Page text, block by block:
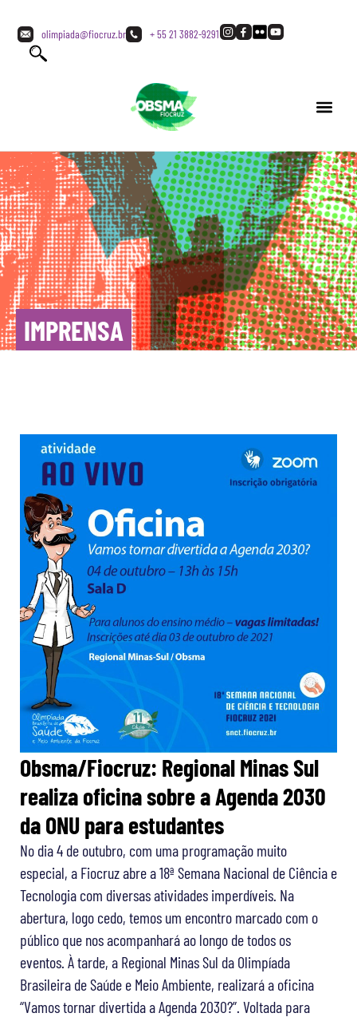
olimpiada@fiocruz.br + 55 21 3882-9291
IMPRENSA
Obsma/Fiocruz: Regional Minas Sul
realiza oficina sobre a Agenda 2030
da ONU para estudantes
No dia 4 de outubro, com uma programação muito
especial, a Fiocruz abre a 18ª Semana Nacional de Ciência e
Tecnologia com diversas atividades imperdíveis. Na
abertura, logo cedo, temos um encontro marcado com o
público que nos acompanhará ao longo de todos os
eventos. À tarde, a Regional Minas Sul da Olimpíada
Brasileira de Saúde e Meio Ambiente, realizará a oficina
“Vamos tornar divertida a Agenda 2030?”. Voltada para